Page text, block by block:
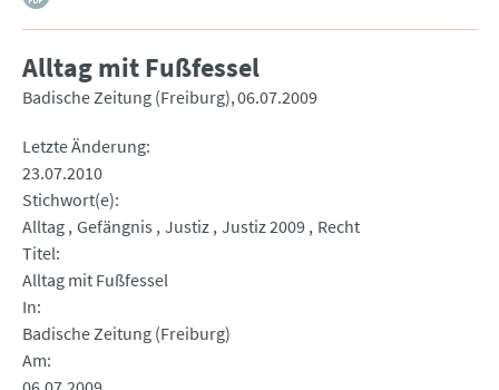
Alltag mit Fußfessel
Badische Zeitung (Freiburg) 06.07.2009
Letzte Änderung
23.07.2010
Stichwort(e)
Alltag Gefängnis Justiz Justiz 2009 Recht
Titel
Alltag mit Fußfessel
In
Badische Zeitung (Freiburg)
Am